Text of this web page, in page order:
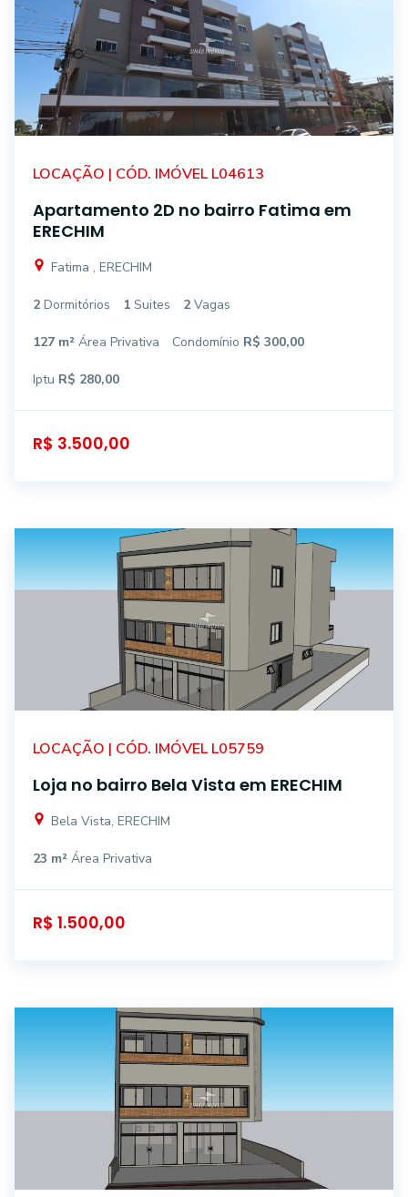
LOCAÇÃO | CÓD. IMÓVEL L04613
Apartamento 2D no bairro Fatima em
ERECHIM
Fatima , ERECHIM
2 Dormitórios 1 Suites 2 Vagas
127 m² Área Privativa Condomínio R$ 300,00
Iptu R$ 280,00
R$ 3.500,00
LOCAÇÃO | CÓD. IMÓVEL L05759
Loja no bairro Bela Vista em ERECHIM
Bela Vista, ERECHIM
23 m² Área Privativa
R$ 1.500,00